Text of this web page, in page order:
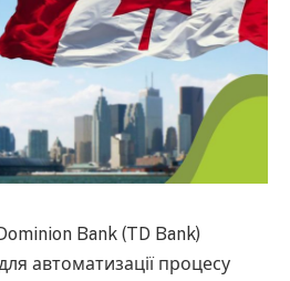
Bank (TD Bank)
автоматизації процесу